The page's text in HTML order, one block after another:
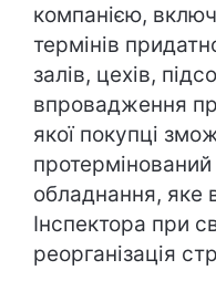
компанією,
термінів
залів, цехів,
впровадження
якої покупці
протермінований
обладнання, яке
Інспектора при
реорганізація